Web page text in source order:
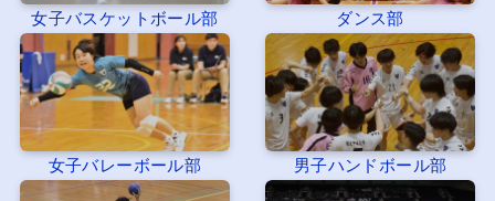
女子バスケットボール部 ダンス部
女子バレーボール部 男子ハンドボール部